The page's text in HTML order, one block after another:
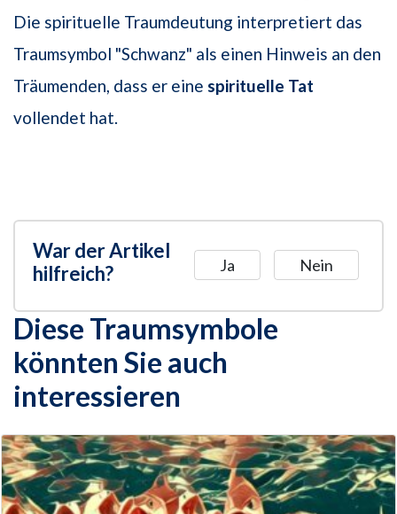
Die spirituelle Traumdeutung interpretiert das
Traumsymbol "Schwanz" als einen Hinweis an den
Träumenden, dass er eine spirituelle Tat
vollendet hat.
War der Artikel
hilfreich?
Ja Nein
Diese Traumsymbole
könnten Sie auch
interessieren